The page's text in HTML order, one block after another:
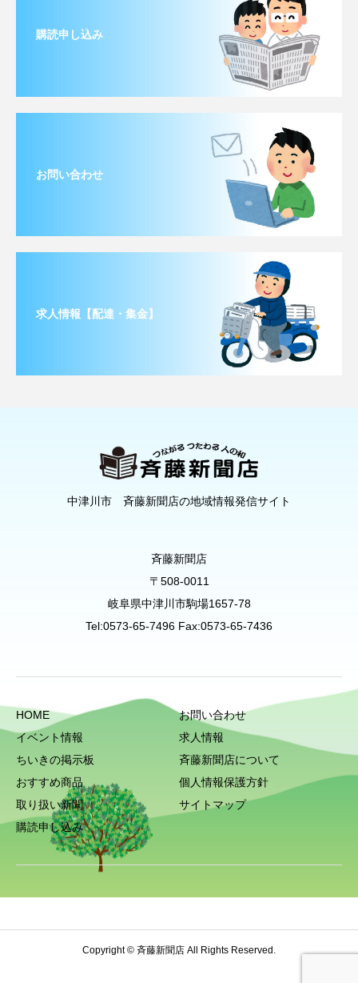
購読申し込み
お問い合わせ
求人情報【配達・集金】
中津川市 斉藤新聞店の地域情報発信サイト
斉藤新聞店
〒508-0011
岐阜県中津川市駒場1657-78
Tel:0573-65-7496 Fax:0573-65-7436
HOME
イベント情報
ちいきの掲示板
おすすめ商品
取り扱い新聞
購読申し込み
お問い合わせ
求人情報
斉藤新聞店について
個人情報保護方針
サイトマップ
Copyright © 斉藤新聞店 All Rights Reserved.